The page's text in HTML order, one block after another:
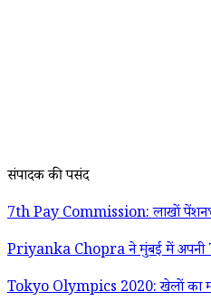
संपादक की पसंद
7th Pay Commission: लाखों
Priyanka Chopra ने मुंबई में अपनी 7
Tokyo Olympics 2020: खेलों का